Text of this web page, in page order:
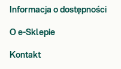
Informacja o dostępności
O e-Sklepie
Kontakt